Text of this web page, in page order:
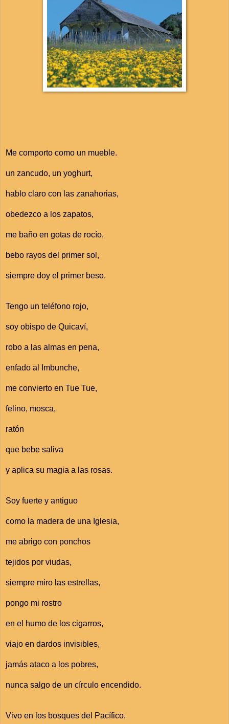
Me comporto como un mueble.
un zancudo, un yoghurt,
hablo claro con las zanahorias,
obedezco a los zapatos,
me baño en gotas de rocío,
bebo rayos del primer sol,
siempre doy el primer beso.
Tengo un teléfono rojo,
soy obispo de Quicaví,
robo a las almas en pena,
enfado al Imbunche,
me convierto en Tue Tue,
felino, mosca,
ratón
que bebe saliva
y aplica su magia a las rosas.
Soy fuerte y antiguo
como la madera de una Iglesia,
me abrigo con ponchos
tejidos por viudas,
siempre miro las estrellas,
pongo mi rostro
en el humo de los cigarros,
viajo en dardos invisibles,
jamás ataco a los pobres,
nunca salgo de un círculo encendido.
Vivo en los bosques del Pacífico,